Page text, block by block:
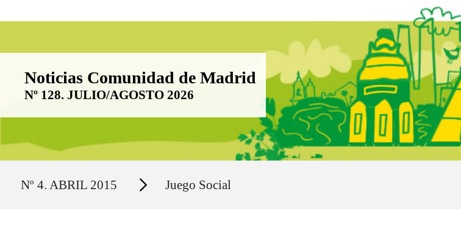
Boletín Noticias Comunidad de Madrid
Noticias Comunidad de Madrid
Nº 128. JULIO/AGOSTO 2026
Nº 4. ABRIL 2015 Secciones Juego Social